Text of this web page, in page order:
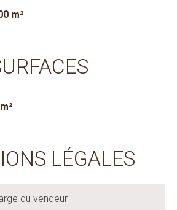
m²
LÉGALES
du vendeur